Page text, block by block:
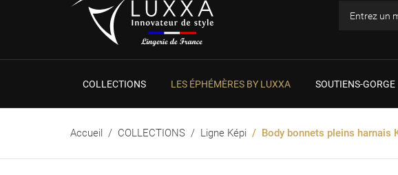
COLLECTIONS LES ÉPHÉMÈRES BY LUXXA SOUTIENS-GORGE
Accueil COLLECTIONS Ligne Képi Body bonnets pleins harnais